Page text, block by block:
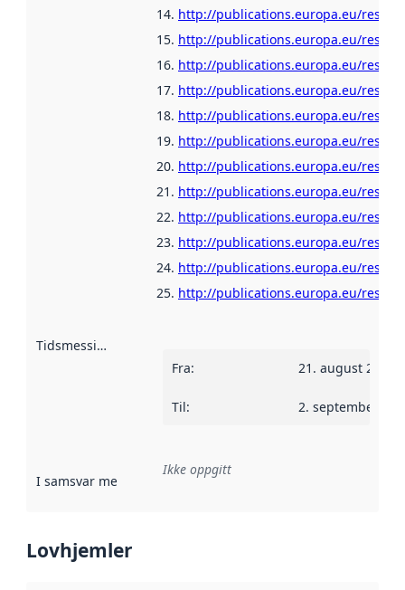
http://publications.europa.eu/
http://publications.europa.eu/
http://publications.europa.eu/
http://publications.europa.eu/
http://publications.europa.eu/
http://publications.europa.eu/
http://publications.europa.eu/
http://publications.europa.eu/
http://publications.europa.eu/
http://publications.europa.eu/
http://publications.europa.eu/
http://publications.europa.eu/
Tidsmessig avgrensning
Fra: 21. august 2006
Til: 2. september
I samsvar med Referanse til en implementasjonsregel
Ikke oppgitt
Lovhjemler